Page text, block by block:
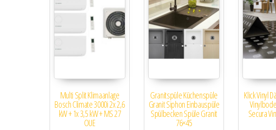
Multi Split Klimaanlage
Bosch Climate 3000i 2x 2,6
kW + 1x 3,5 kW + MS 27
OUE
Granitspüle Küchenspüle
Granit Siphon Einbauspüle
Spülbecken Spüle Granit
76×45
Klick Vinyl
Secura